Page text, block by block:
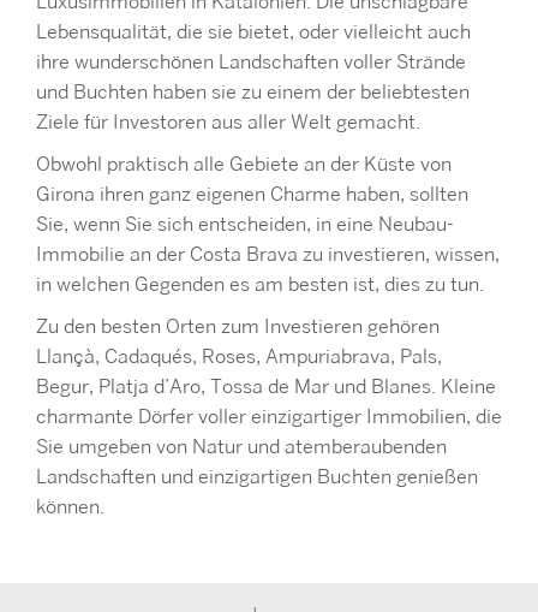
Lebensqualität, die sie bietet, oder vielleicht auch
ihre wunderschönen Landschaften voller Strände
und Buchten haben sie zu einem der beliebtesten
Ziele für Investoren aus aller Welt gemacht.
Obwohl praktisch alle Gebiete an der Küste von
Girona ihren ganz eigenen Charme haben, sollten
Sie, wenn Sie sich entscheiden, in eine Neubau-
Immobilie an der Costa Brava zu investieren, wissen,
in welchen Gegenden es am besten ist, dies zu tun.
Zu den besten Orten zum Investieren gehören
Llançà, Cadaqués, Roses, Ampuriabrava, Pals,
Begur, Platja d’Aro, Tossa de Mar und Blanes. Kleine
charmante Dörfer voller einzigartiger Immobilien, die
Sie umgeben von Natur und atemberaubenden
Landschaften und einzigartigen Buchten genießen
können.